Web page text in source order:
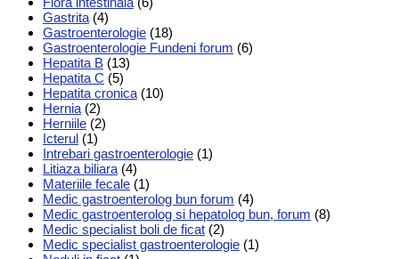
Gastrita (4)
Gastroenterologie (18)
Gastroenterologie Fundeni forum (6)
Hepatita B (13)
Hepatita C (5)
Hepatita cronica (10)
Hernia (2)
Herniile (2)
Icterul (1)
Intrebari gastroenterologie (1)
Litiaza biliara (4)
Materiile fecale (1)
Medic gastroenterolog bun forum (4)
Medic gastroenterolog si hepatolog bun, forum (8)
Medic specialist boli de ficat (2)
Medic specialist gastroenterologie (1)